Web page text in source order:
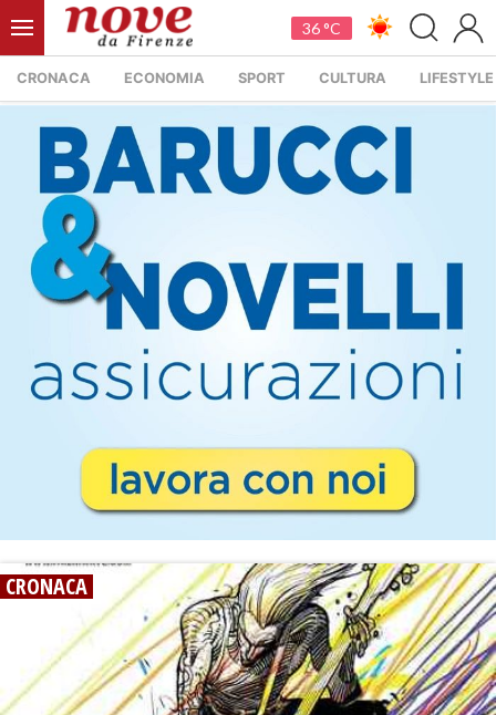
36 °C
CRONACA ECONOMIA SPORT CULTURA LIFESTYLE
CRONACA